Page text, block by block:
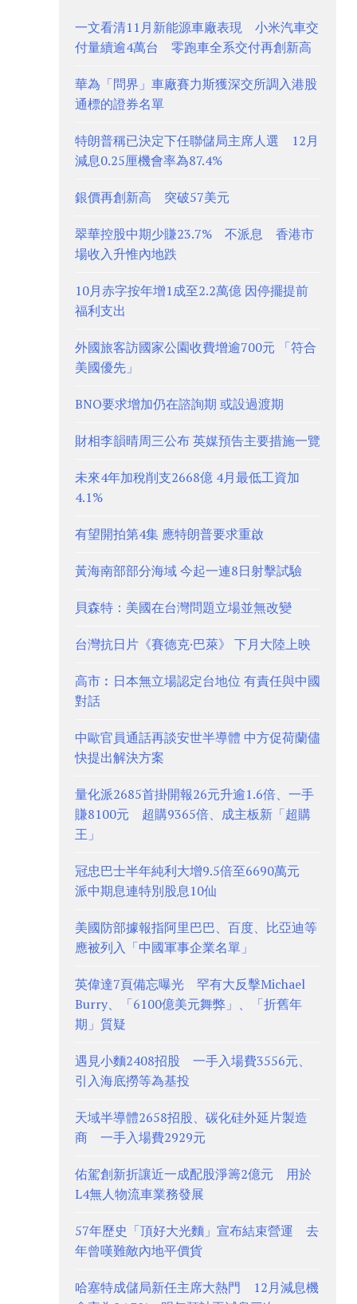
一文看清11月新能源車廠表現 小米汽車交
付量續逾4萬台 零跑車全系交付再創新高
華為「問界」車廠賽力斯獲深交所調入港股
通標的證券名單
特朗普稱已決定下任聯儲局主席人選 12月
減息0.25厘機會率為87.4%
銀價再創新高 突破57美元
翠華控股中期少賺23.7% 不派息 香港市
場收入升惟內地跌
10月赤字按年增1成至2.2萬億 因停擺提前
福利支出
外國旅客訪國家公園收費增逾700元 「符合
美國優先」
BNO要求增加仍在諮詢期 或設過渡期
財相李韻晴周三公布 英媒預告主要措施一覽
未來4年加稅削支2668億 4月最低工資加
4.1%
有望開拍第4集 應特朗普要求重啟
黃海南部部分海域 今起一連8日射擊試驗
貝森特：美國在台灣問題立場並無改變
台灣抗日片《賽德克·巴萊》 下月大陸上映
高市︰日本無立場認定台地位 有責任與中國
對話
中歐官員通話再談安世半導體 中方促荷蘭儘
快提出解決方案
量化派2685首掛開報26元升逾1.6倍、一手
賺8100元 超購9365倍、成主板新「超購
王」
冠忠巴士半年純利大增9.5倍至6690萬元
派中期息連特別股息10仙
美國防部據報指阿里巴巴、百度、比亞迪等
應被列入「中國軍事企業名單」
英偉達7頁備忘曝光 罕有大反擊Michael
Burry、「6100億美元舞弊」、「折舊年
期」質疑
遇見小麵2408招股 一手入場費3556元、
引入海底撈等為基投
天域半導體2658招股、碳化硅外延片製造
商 一手入場費2929元
佑駕創新折讓近一成配股淨籌2億元 用於
L4無人物流車業務發展
57年歷史「頂好大光麵」宣布結束營運 去
年曾嘆難敵內地平價貨
哈塞特成儲局新任主席大熱門 12月減息機